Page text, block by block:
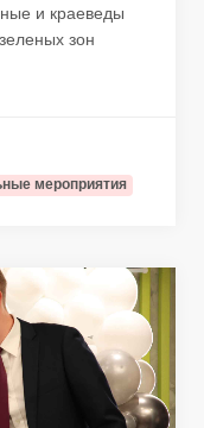
и краеведы
зон
мероприятия